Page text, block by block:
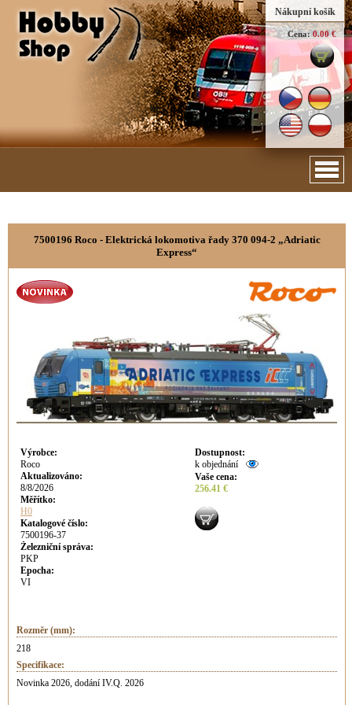
Nákupní košík
Cena: 0.00 €
7500196 Roco - Elektrická lokomotiva řady 370 094-2 „Adriatic
Express“
Výrobce:
Roco
Aktualizováno:
8/8/2026
Měřítko:
H0
Katalogové číslo:
7500196-37
Železniční správa:
PKP
Epocha:
VI
Dostupnost:
k objednání
Vaše cena:
256.41 €
Rozměr (mm):
218
Specifikace:
Novinka 2026, dodání IV.Q. 2026